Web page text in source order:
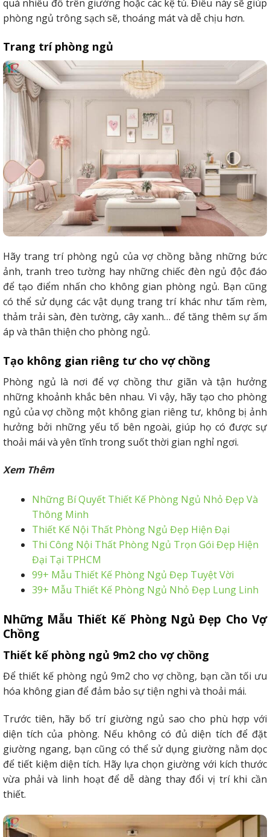
quá nhiều đồ trên giường hoặc các kệ tủ. Điều này sẽ giúp
phòng ngủ trông sạch sẽ, thoáng mát và dễ chịu hơn.
Trang trí phòng ngủ
Hãy trang trí phòng ngủ của vợ chồng bằng những bức
ảnh, tranh treo tường hay những chiếc đèn ngủ độc đáo
để tạo điểm nhấn cho không gian phòng ngủ. Bạn cũng
có thể sử dụng các vật dụng trang trí khác như tấm rèm,
thảm trải sàn, đèn tường, cây xanh… để tăng thêm sự ấm
áp và thân thiện cho phòng ngủ.
Tạo không gian riêng tư cho vợ chồng
Phòng ngủ là nơi để vợ chồng thư giãn và tận hưởng
những khoảnh khắc bên nhau. Vì vậy, hãy tạo cho phòng
ngủ của vợ chồng một không gian riêng tư, không bị ảnh
hưởng bởi những yếu tố bên ngoài, giúp họ có được sự
thoải mái và yên tĩnh trong suốt thời gian nghỉ ngơi.
Xem Thêm
Những Bí Quyết Thiết Kế Phòng Ngủ Nhỏ Đẹp Và
Thông Minh
Thiết Kế Nội Thất Phòng Ngủ Đẹp Hiện Đại
Thi Công Nội Thất Phòng Ngủ Trọn Gói Đẹp Hiện
Đại Tại TPHCM
99+ Mẫu Thiết Kế Phòng Ngủ Đẹp Tuyệt Vời
39+ Mẫu Thiết Kế Phòng Ngủ Nhỏ Đẹp Lung Linh
Những Mẫu Thiết Kế Phòng Ngủ Đẹp Cho Vợ
Chồng
Thiết kế phòng ngủ 9m2 cho vợ chồng
Để thiết kế phòng ngủ 9m2 cho vợ chồng, bạn cần tối ưu
hóa không gian để đảm bảo sự tiện nghi và thoải mái.
Trước tiên, hãy bố trí giường ngủ sao cho phù hợp với
diện tích của phòng. Nếu không có đủ diện tích để đặt
giường ngang, bạn cũng có thể sử dụng giường nằm dọc
để tiết kiệm diện tích. Hãy lựa chọn giường với kích thước
vừa phải và linh hoạt để dễ dàng thay đổi vị trí khi cần
thiết.